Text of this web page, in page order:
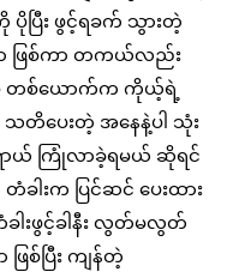
ပြီး ဖွင့်ရခက် သွားတဲ့
ာ ဖြစ်ကာ တကယ်လည်း
တစ်ယောက်က ကိုယ့်ရဲ့
တိပေးတဲ့ အနေနဲ့ပါ သုံး
ယ် ကြုံလာခဲ့ရမယ် ဆိုရင်
ခါးက ပြင်ဆင် ပေးထား
ခါးဖွင့်ခါနီး လွတ်မလွတ်
စ်ပြီး ကျန်တဲ့